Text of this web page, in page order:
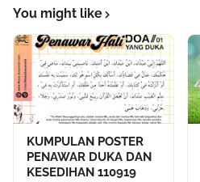
You might like
KUMPULAN POSTER
PENAWAR DUKA DAN
KESEDIHAN 110919